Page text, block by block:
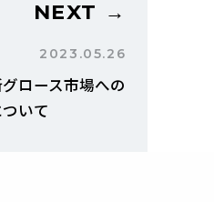
NEXT →
2023.05.26
ロース市場への
いて